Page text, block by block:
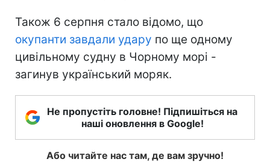
Також 6 серпня стало відомо, що
окупанти завдали удару по ще одному
цивільному судну в Чорному морі -
загинув український моряк.
Не пропустіть головне! Підпишіться на
наші оновлення в Google!
Або читайте нас там, де вам зручно!